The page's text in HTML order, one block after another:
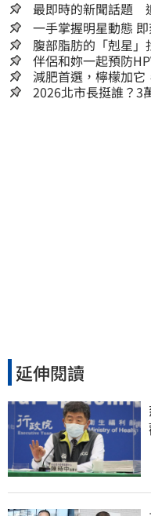
最即時的新聞話題
一
腹部脂肪的「剋星
囊，瘦出小蠻腰
伴侶和妳一起預防
減肥首選，檸檬加
人生
2026北市長挺誰？
延伸閱讀